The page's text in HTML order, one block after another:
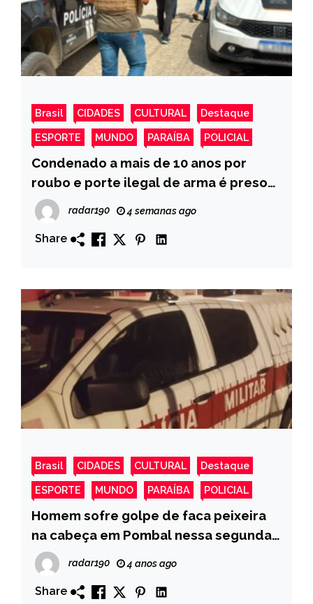
Brasil CIDADES CULTURAL Destaque
ESPORTE MUNDO PARAÍBA POLICIAL
Condenado a mais de 10 anos por
roubo e porte ilegal de arma é preso
pela DHE em Patos
radar190 4 semanas ago
Share
Brasil CIDADES CULTURAL Destaque
ESPORTE MUNDO PARAÍBA POLICIAL
Homem sofre golpe de faca peixeira
na cabeça em Pombal nessa segunda-
feira.
radar190 4 anos ago
Share